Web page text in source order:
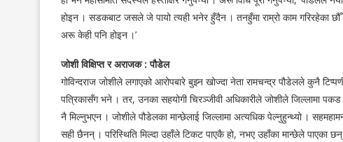
होइन । सडकबाट जसले जे पायो त्यही भनेर हुँदैन । तनहुँमा राम्रो काम गरिरहेका छौँ
अरू केही पनि होइन ।’
जोशी विक्षिप्त र अराजक : पौडेल
गोविन्दराज जोशीले लगाएको आरोपबारे बुझ्न खोज्दा नेता रामचन्द्र पौडेलले कुनै
पत्रिकासँग भने । तर, उनका सहयोगी चिरञ्जीवी अधिकारीले जोशीले जिल्लामा
नै मिल्नुभएन । जोशीले पौडेलका मान्छेलाई जिल्लामा अत्यधिक पेल्नुहुन्थ्यो ।
सही छैनन् । परिस्थिति मिल्दा उहाँले टिकट पाएकै हो, नभए उहाँका मान्छेले